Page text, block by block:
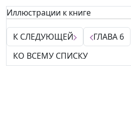
Иллюстрации к книге
К СЛЕДУЮЩЕЙ
ГЛАВА 6
КО ВСЕМУ СПИСКУ